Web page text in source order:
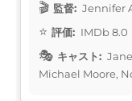
監督: Jennifer
評価: IMDb 8.0
キャスト:
Michael Moore,